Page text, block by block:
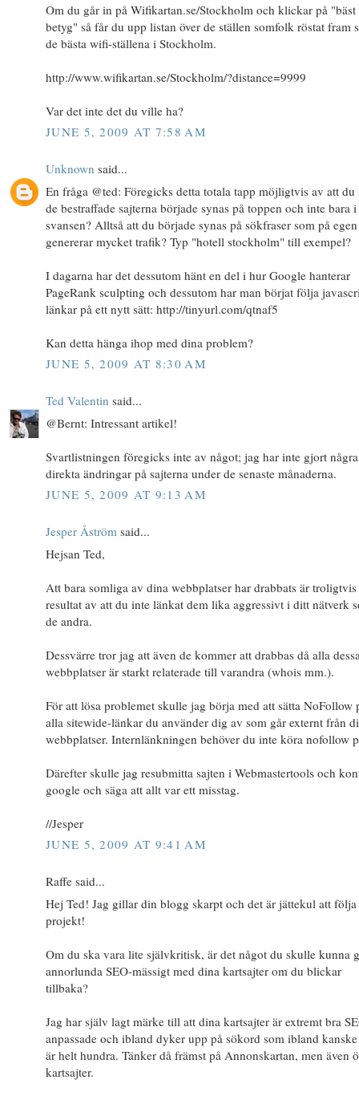
Om du går in på Wifikartan.se/Stockholm och klickar på "bäst
betyg" så får du upp listan över de ställen somfolk röstat fram
de bästa wifi-ställena i Stockholm.
http://www.wifikartan.se/Stockholm/?distance=9999
Var det inte det du ville ha?
JUNE 5, 2009 AT 7:58 AM
Unknown said...
En fråga @ted: Föregicks detta totala tapp möjligtvis av att du
de bestraffade sajterna började synas på toppen och inte bara i
svansen? Alltså att du började synas på sökfraser som på
genererar mycket trafik? Typ "hotell stockholm" till exempel?
I dagarna har det dessutom hänt en del i hur Google hanterar
PageRank sculpting och dessutom har man börjat följa
länkar på ett nytt sätt: http://tinyurl.com/qtnaf5
Kan detta hänga ihop med dina problem?
JUNE 5, 2009 AT 8:30 AM
Ted Valentin said...
@Bernt: Intressant artikel!
Svartlistningen föregicks inte av något; jag har inte gjort några
direkta ändringar på sajterna under de senaste månaderna.
JUNE 5, 2009 AT 9:13 AM
Jesper Åström said...
Hejsan Ted,
Att bara somliga av dina webbplatser har drabbats är troligtvis
resultat av att du inte länkat dem lika aggressivt i ditt nätverk
de andra.
Dessvärre tror jag att även de kommer att drabbas då alla
webbplatser är starkt relaterade till varandra (whois mm.).
För att lösa problemet skulle jag börja med att sätta NoFollow
alla sitewide-länkar du använder dig av som går externt från
webbplatser. Internlänkningen behöver du inte köra nofollow
Därefter skulle jag resubmitta sajten i Webmastertools och
google och säga att allt var ett misstag.
//Jesper
JUNE 5, 2009 AT 9:41 AM
Raffe said...
Hej Ted! Jag gillar din blogg skarpt och det är jättekul att
projekt!
Om du ska vara lite självkritisk, är det något du skulle kunna
annorlunda SEO-mässigt med dina kartsajter om du blickar
tillbaka?
Jag har själv lagt märke till att dina kartsajter är extremt bra
anpassade och ibland dyker upp på sökord som ibland
är helt hundra. Tänker då främst på Annonskartan, men även
kartsajter.